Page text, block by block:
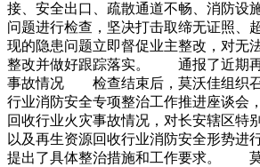
接、安全出口、疏散通道不畅、消防设
问题进行检查，坚决打击取缔无证照、
现的隐患问题立即督促业主整改，对无
整改并做好跟踪落实。 通报了近期再
事故情况 检查结束后，莫沃佳组织召
行业消防安全专项整治工作推进座谈会
回收行业火灾事故情况，对长安辖区特
以及再生资源回收行业消防安全形势进
提出了具体整治措施和工作要求。